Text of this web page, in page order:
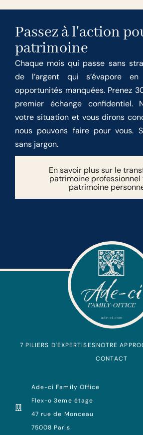
Passez à l'action
patrimoine
Chaque mois qui passe sans
de l’argent qui s’évapore
opportunités manquées. Prenez
premier échange confidentiel.
votre situation et vous dirons
nous pouvons faire pour vous.
sans jargon.
En savoir plus sur le
patrimoine professionnel
patrimoine
7 PILIERS D'EXPERTISESNOTRE
CONTACT
Ade-ci Family Office
Flex-o 3eme étage
47 rue de Monceau
75008 Paris